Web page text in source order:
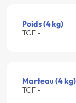
Poids (4 kg)
TCF -
Marteau (4 kg)
TCF -